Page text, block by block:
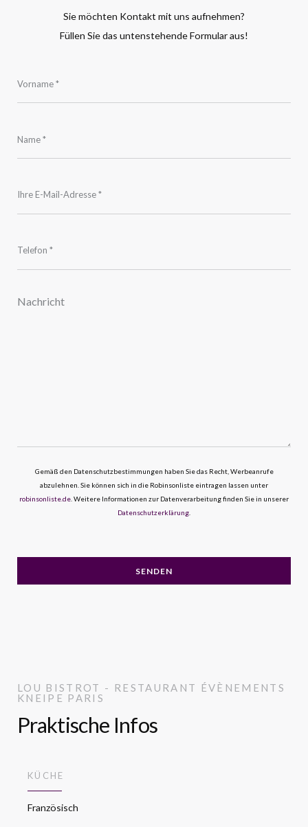
Sie möchten Kontakt mit uns aufnehmen?
Füllen Sie das untenstehende Formular aus!
Gemäß den Datenschutzbestimmungen haben Sie das Recht, Werbeanrufe
abzulehnen. Sie können sich in die Robinsonliste eintragen lassen unter
robinsonliste.de . Weitere Informationen zur Datenverarbeitung finden Sie in unserer
Datenschutzerklärung
LOU BISTROT - RESTAURANT ÉVÈNEMENTS
KNEIPE PARIS
Praktische Infos
KÜCHE
Französisch